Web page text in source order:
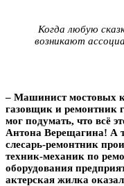
Когда любую
возникают
– Машинист мостовых
газовщик и ремонтник
мог подумать, что всё
Антона Верещагина! А
слесарь-ремонтник
техник-механик по
оборудования
актерская жилка